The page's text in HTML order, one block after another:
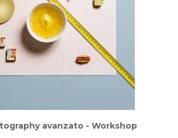
avanzato - Workshop